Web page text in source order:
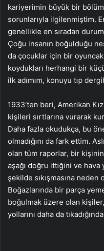
kariyerimin büyük bir
sorunlarıyla ilgilenmiştim.
genellikle en sıradan
Çoğu insanın boğulduğu
da çocuklar için bir
koydukları herhangi bir
ilk adımım, konuyu tıp
1933’ten beri, Amerikan
kişileri sırtlarına vurarak
Daha fazla okudukça, bu
olmadığını da fark ettim.
olan tüm raporlar, bir kişinin
aşağı doğru ittiğini ve hava
şekilde sıkışmasına neden
Boğazlarında bir parça
boğulmak üzere olan
yollarını daha da